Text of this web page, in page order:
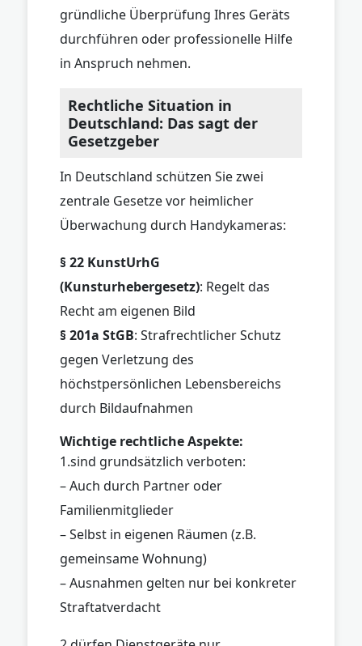
gründliche Überprüfung Ihres Geräts
durchführen oder professionelle Hilfe
in Anspruch nehmen.
Rechtliche Situation in
Deutschland: Das sagt der
Gesetzgeber
In Deutschland schützen Sie zwei
zentrale Gesetze vor heimlicher
Überwachung durch Handykameras:
§ 22 KunstUrhG
(Kunsturhebergesetz): Regelt das
Recht am eigenen Bild
§ 201a StGB: Strafrechtlicher Schutz
gegen Verletzung des
höchstpersönlichen Lebensbereichs
durch Bildaufnahmen
Wichtige rechtliche Aspekte:
1.sind grundsätzlich verboten:
– Auch durch Partner oder
Familienmitglieder
– Selbst in eigenen Räumen (z.B.
gemeinsame Wohnung)
– Ausnahmen gelten nur bei konkreter
Straftatverdacht